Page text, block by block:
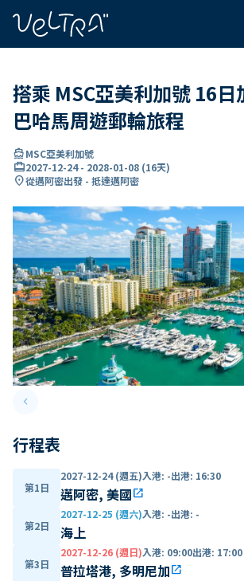
搭乘 MSC亞美利加號 16
巴哈馬周遊郵輪旅程
directions_boatMSC亞美利加號
card_travel2027-12-24- 2028-01-08 (16天)
location_on從邁阿密出發 - 抵達邁阿密
keyboard_arrow_leftPrevious slide
行程表
第1日
2027-12-24 (週五)入港: -出港: 16:30
邁阿密, 美國open_in_new
第2日
2027-12-25 (週六)入港: -出港: -
海上
第3日
2027-12-26 (週日)入港: 09:00出港: 17:00
普拉塔港, 多明尼加open_in_new